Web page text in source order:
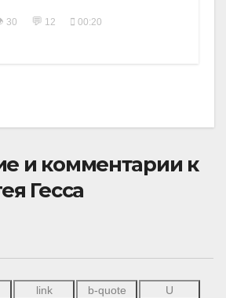
30 💬 12 00:20
и комментарии к
Гесса